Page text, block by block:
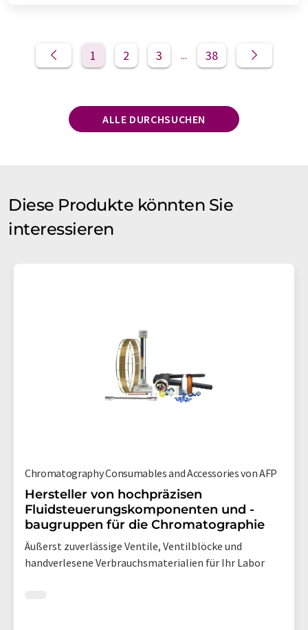
1 2 3 ... 38
ALLE DURCHSUCHEN
Diese Produkte könnten Sie
interessieren
Chromatography Consumables and Accessories von AFP
Hersteller von hochpräzisen
Fluidsteuerungskomponenten und -
baugruppen für die Chromatographie
Äußerst zuverlässige Ventile, Ventilblöcke und
handverlesene Verbrauchsmaterialien für Ihr Labor